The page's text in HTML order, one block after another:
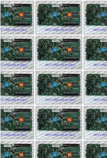
bergabung dengan